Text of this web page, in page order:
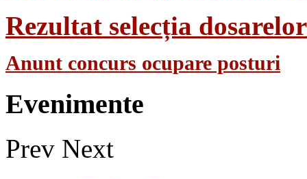
Rezultat selecția
Anunt concurs ocupare posturi
Evenimente
Prev Next